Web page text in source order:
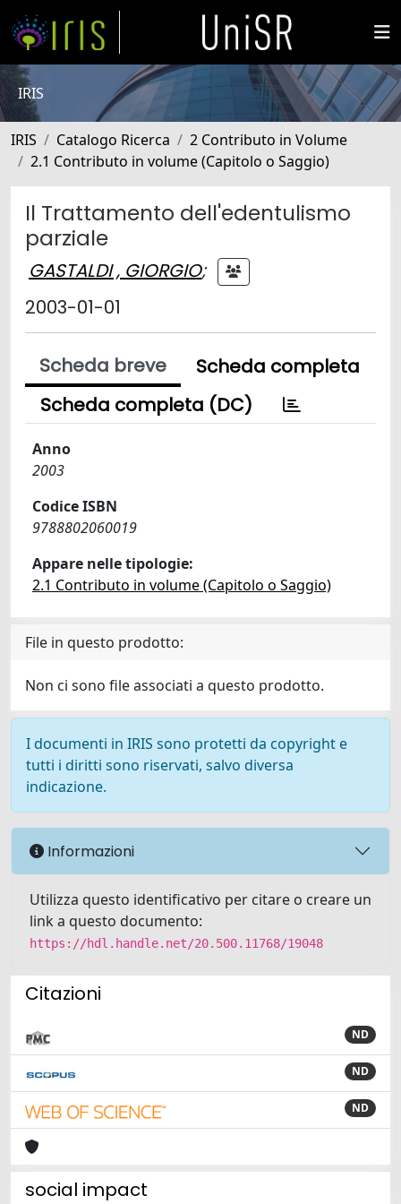
IRIS
IRIS Catalogo Ricerca
2 Contributo in Volume
2.1 Contributo in volume (Capitolo o Saggio)
Il Trattamento dell'edentulismo
parziale
GASTALDI , GIORGIO;
2003-01-01
Scheda breve
Scheda completa
Scheda completa (DC)
Anno
2003
Codice ISBN
9788802060019
Appare nelle tipologie:
2.1 Contributo in volume (Capitolo o Saggio)
File in questo prodotto:
Non ci sono file associati a questo prodotto.
I documenti in IRIS sono protetti da copyright e
tutti i diritti sono riservati, salvo diversa
indicazione.
Informazioni
Utilizza questo identificativo per citare o creare un
link a questo documento:
https://hdl.handle.net/20.500.11768/19048
Citazioni
ND
ND
ND
social impact